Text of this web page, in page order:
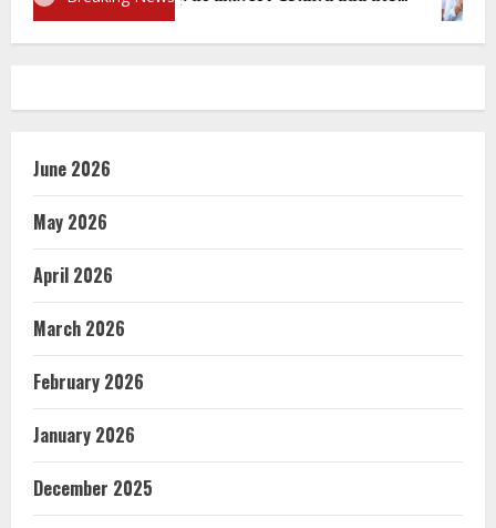
June 2026
May 2026
April 2026
March 2026
February 2026
January 2026
December 2025